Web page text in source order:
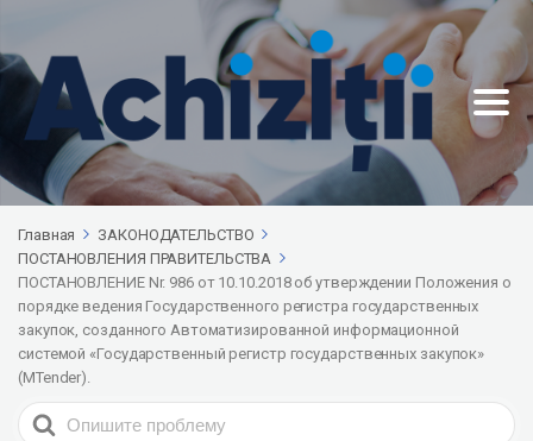
Главная
ЗАКОНОДАТЕЛЬСТВО
ПОСТАНОВЛЕНИЯ ПРАВИТЕЛЬСТВА
ПОСТАНОВЛЕНИЕ Nr. 986 от 10.10.2018 об утверждении Положения о
порядке ведения Государственного регистра государственных
закупок, созданного Автоматизированной информационной
системой «Государственный регистр государственных закупок»
(MTender).
Search